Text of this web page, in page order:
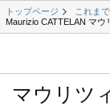
トップページ これま
Maurizio CATTELAN マウ
マウリツ